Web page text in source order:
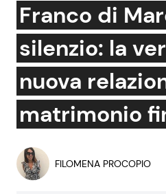
News e Cronaca
Attualità Italiana
Dal Mondo
Economia
Persone Scomparse
Franco di
silenzio: la
nuova
matrimonio
FILOMENA PROCOPIO